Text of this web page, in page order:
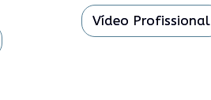
Vídeo Profissional